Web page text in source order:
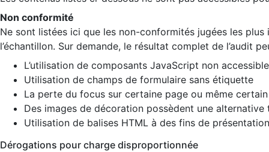
Non conformité
Ne sont listées ici que les non-conformités jugées les
l’échantillon. Sur demande, le résultat complet de l’audit
L’utilisation de composants JavaScript non
Utilisation de champs de formulaire sans étiquette
La perte du focus sur certaine page ou même
Des images de décoration possèdent une alternative
Utilisation de balises HTML à des fins de
Dérogations pour charge disproportionnée